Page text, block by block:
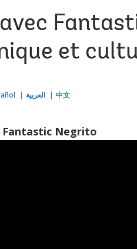
et
العربية 中文
Fantastic Negrito